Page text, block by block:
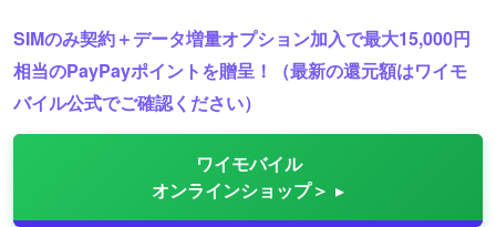
SIMのみ契約＋データ増量オプション加入で最大15,000円
相当のPayPayポイントを贈呈！（最新の還元額はワイモ
バイル公式でご確認ください）
ワイモバイル
オンラインショップ＞